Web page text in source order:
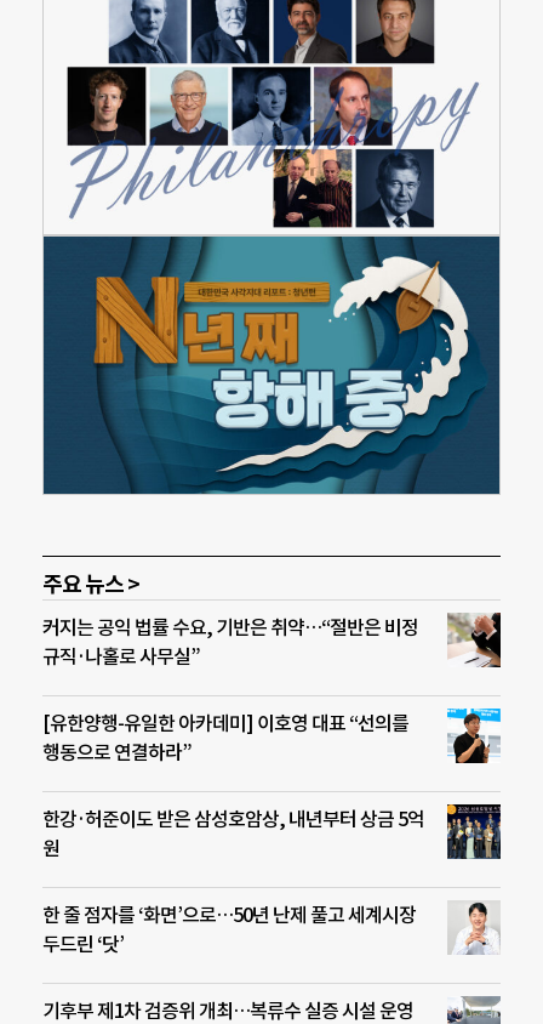
주요 뉴스 >
커지는 공익 법률 수요, 기반은 취약…“절반은 비정
규직·나홀로 사무실”
[유한양행-유일한 아카데미] 이호영 대표 “선의를
행동으로 연결하라”
한강·허준이도 받은 삼성호암상, 내년부터 상금 5억
원
한 줄 점자를 ‘화면’으로…50년 난제 풀고 세계시장
두드린 ‘닷’
기후부 제1차 검증위 개최…복류수 실증 시설 운영